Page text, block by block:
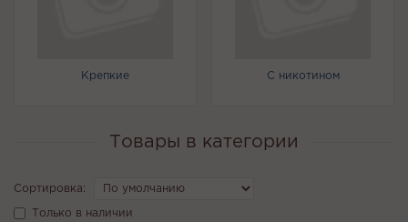
Крепкие С никотином
Товары в категории
Сортировка:
Только в наличии